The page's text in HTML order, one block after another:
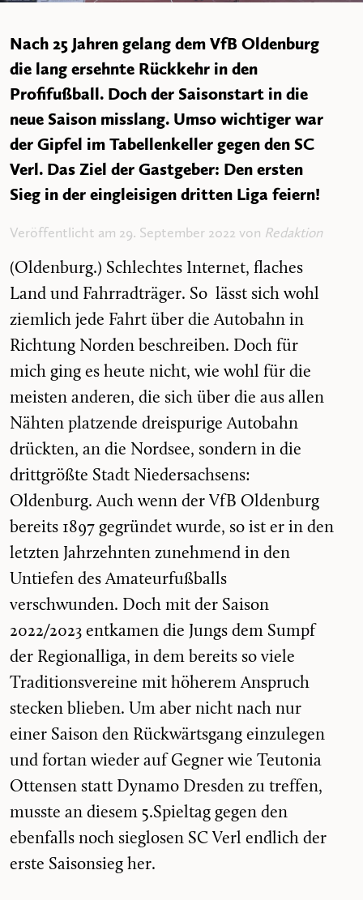
Nach 25 Jahren gelang dem VfB Oldenburg
die lang ersehnte Rückkehr in den
Profifußball. Doch der Saisonstart in die
neue Saison misslang. Umso wichtiger war
der Gipfel im Tabellenkeller gegen den SC
Verl. Das Ziel der Gastgeber: Den ersten
Sieg in der eingleisigen dritten Liga feiern!
Veröffentlicht am 29. September 2022 von Redaktion
(Oldenburg.) Schlechtes Internet, flaches
Land und Fahrradträger. So lässt sich wohl
ziemlich jede Fahrt über die Autobahn in
Richtung Norden beschreiben. Doch für
mich ging es heute nicht, wie wohl für die
meisten anderen, die sich über die aus allen
Nähten platzende dreispurige Autobahn
drückten, an die Nordsee, sondern in die
drittgrößte Stadt Niedersachsens:
Oldenburg. Auch wenn der VfB Oldenburg
bereits 1897 gegründet wurde, so ist er in den
letzten Jahrzehnten zunehmend in den
Untiefen des Amateurfußballs
verschwunden. Doch mit der Saison
2022/2023 entkamen die Jungs dem Sumpf
der Regionalliga, in dem bereits so viele
Traditionsvereine mit höherem Anspruch
stecken blieben. Um aber nicht nach nur
einer Saison den Rückwärtsgang einzulegen
und fortan wieder auf Gegner wie Teutonia
Ottensen statt Dynamo Dresden zu treffen,
musste an diesem 5.Spieltag gegen den
ebenfalls noch sieglosen SC Verl endlich der
erste Saisonsieg her.